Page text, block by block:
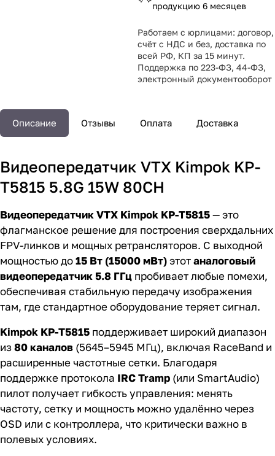
продукцию 6 месяцев
Работаем с юрлицами: договор,
счёт с НДС и без, доставка по
всей РФ, КП за 15 минут.
Поддержка по 223-ФЗ, 44-ФЗ,
электронный документооборот
Описание Отзывы Оплата Доставка
Видеопередатчик VTX Kimpok KP-
T5815 5.8G 15W 80CH
Видеопередатчик VTX Kimpok KP-T5815— это
флагманское решение для построения сверхдальних
FPV-линков и мощных ретрансляторов. С выходной
мощностью до15 Вт (15000 мВт)этотаналоговый
видеопередатчик 5.8 ГГц пробивает любые помехи,
обеспечивая стабильную передачу изображения
там, где стандартное оборудование теряет сигнал.
Kimpok KP-T5815 поддерживает широкий диапазон
из80 каналов (5645–5945 МГц), включая RaceBand и
расширенные частотные сетки. Благодаря
поддержке протокола IRC Tramp (или SmartAudio)
пилот получает гибкость управления: менять
частоту, сетку и мощность можно удалённо через
OSD или с контроллера, что критически важно в
полевых условиях.